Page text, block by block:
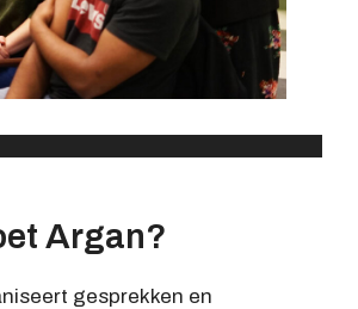
Argan?
gesprekken en